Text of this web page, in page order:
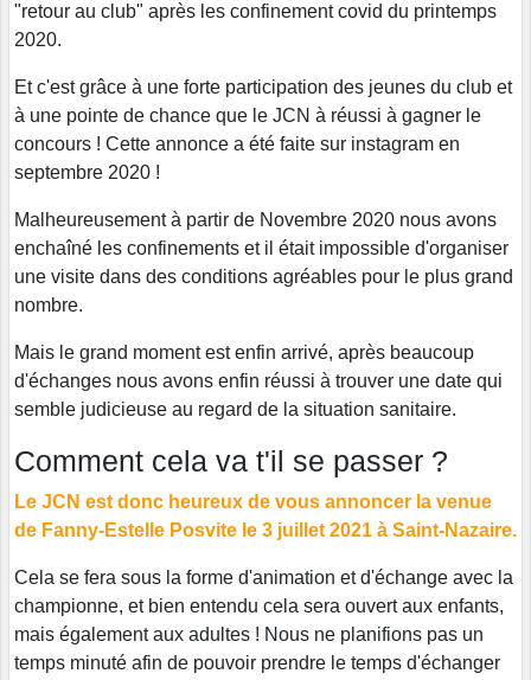
"retour au club" après les confinement covid du printemps
2020.
Et c'est grâce à une forte participation des jeunes du club et
à une pointe de chance que le JCN à réussi à gagner le
concours ! Cette annonce a été faite sur instagram en
septembre 2020 !
Malheureusement à partir de Novembre 2020 nous avons
enchaîné les confinements et il était impossible d'organiser
une visite dans des conditions agréables pour le plus grand
nombre.
Mais le grand moment est enfin arrivé, après beaucoup
d'échanges nous avons enfin réussi à trouver une date qui
semble judicieuse au regard de la situation sanitaire.
Comment cela va t'il se passer ?
Le JCN est donc heureux de vous annoncer la venue
de Fanny-Estelle Posvite le 3 juillet 2021 à Saint-Nazaire.
Cela se fera sous la forme d'animation et d'échange avec la
championne, et bien entendu cela sera ouvert aux enfants,
mais également aux adultes ! Nous ne planifions pas un
temps minuté afin de pouvoir prendre le temps d'échanger